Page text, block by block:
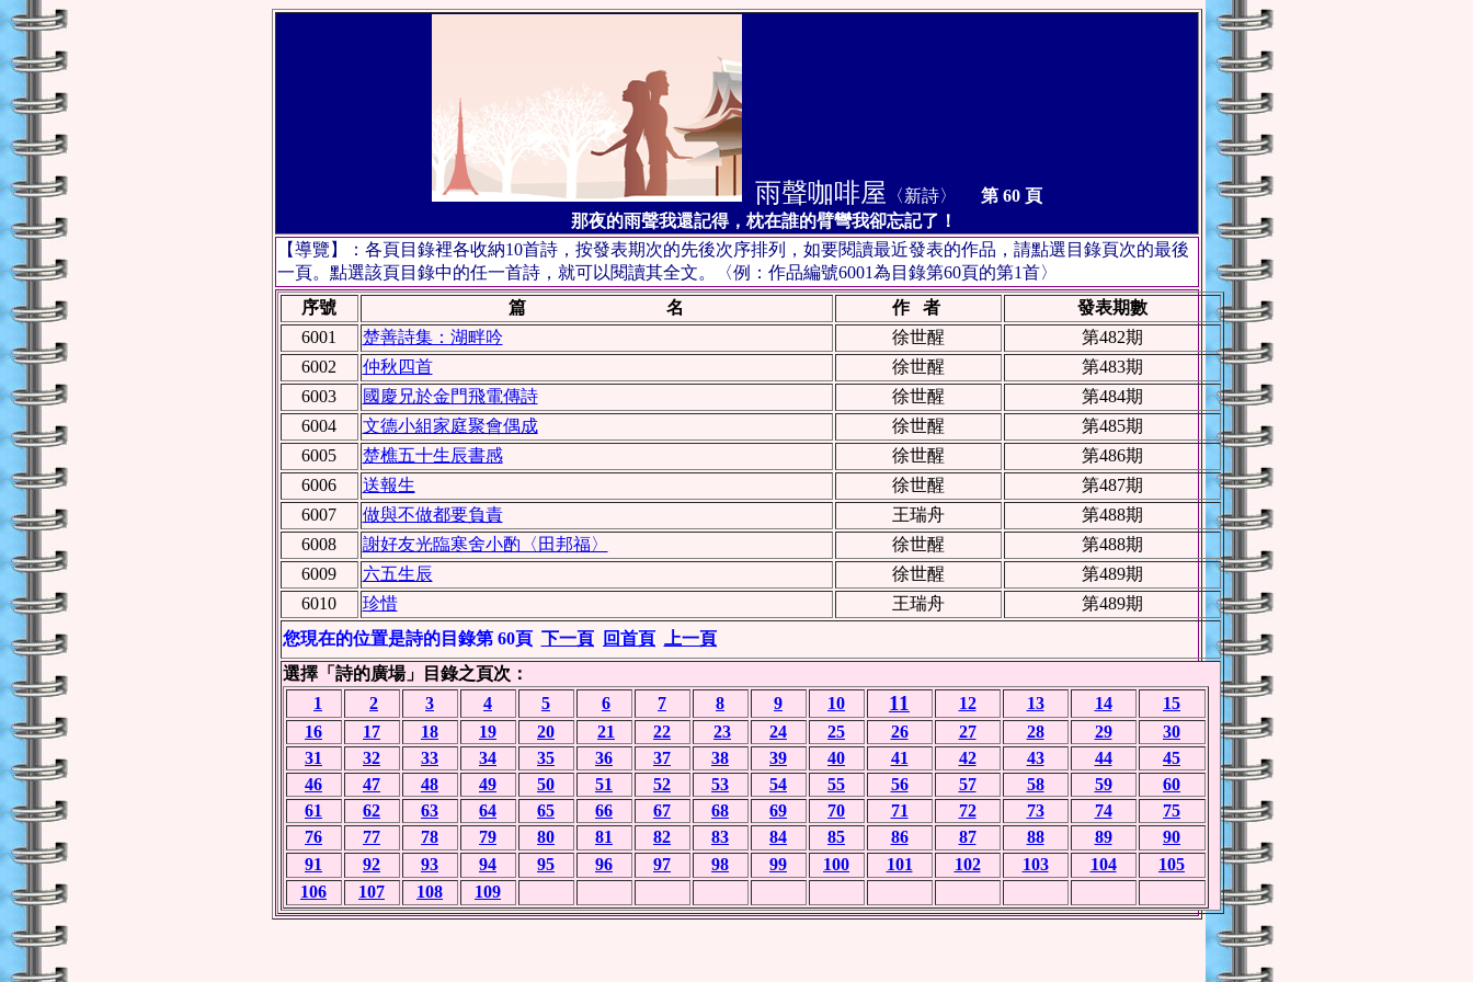
雨聲咖啡屋 〈新詩〉
第 60 頁
那夜的雨聲我還記得，枕在誰的臂彎我卻忘記了！
【導覽】：各頁目錄裡各收納10首詩，按發表期次的先後次序排列，如要閱讀最近發表的作品，請點選目錄頁次的最後
一頁。點選該頁目錄中的任一首詩，就可以閱讀其全文。〈例：作品編號6001為目錄第60頁的第1首〉
序號
篇 名 作 者
發表期數
6001
楚善詩集：湖畔吟 徐世醒
第482期
6002
仲秋四首 徐世醒
第483期
6003
國慶兄於金門飛電傳詩 徐世醒
第484期
6004
文德小組家庭聚會偶成 徐世醒
第485期
6005
楚樵五十生辰書感 徐世醒
第486期
6006
送報生 徐世醒
第487期
6007
做與不做都要負責 王瑞舟
第488期
6008
謝好友光臨寒舍小酌〈田邦福〉 徐世醒
第488期
6009
六五生辰 徐世醒
第489期
6010
珍惜 王瑞舟
第489期
您現在的位置是詩的目錄第 60頁 下一頁 回首頁
上一頁
選擇「詩的廣場」目錄之頁次：
1
2 3 4 5 6 7 8 9 10 11 12 13 14
15
16
17 18 19 20 21 22 23 24 25 26 27 28 29
30
31
32 33 34 35 36 37 38 39 40 41 42 43 44
45
46
47 48 49 50 51 52 53 54 55 56 57 58 59
60
61
62 63 64 65 66 67 68 69 70 71 72 73 74
75
76
77 78 79 80 81 82 83 84 85 86 87 88 89
90
91
92 93 94 95 96 97 98 99 100 101 102 103 104
105
106
107 108 109